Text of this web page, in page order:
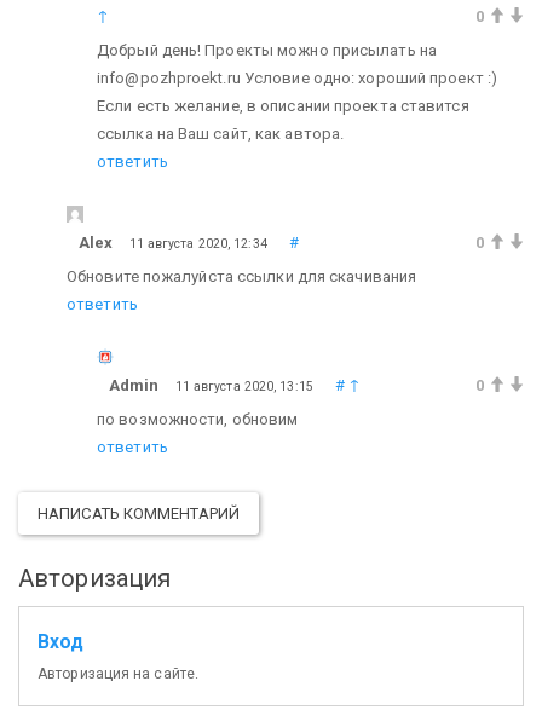
↑
0
Добрый день! Проекты можно присылать на
info@pozhproekt.ru Условие одно: хороший проект :)
Если есть желание, в описании проекта ставится
ссылка на Ваш сайт, как автора.
ответить
Alex 11 августа 2020, 12:34 #
0
Обновите пожалуйста ссылки для скачивания
ответить
Admin 11 августа 2020, 13:15 # ↑
0
по возможности, обновим
ответить
НАПИСАТЬ КОММЕНТАРИЙ
Авторизация
Вход
Авторизация на сайте.